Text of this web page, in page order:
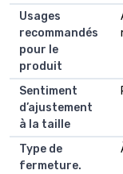
Usages
recommandés
pour le
produit
Sentiment
d’ajustement
à la taille
Type de
fermeture.